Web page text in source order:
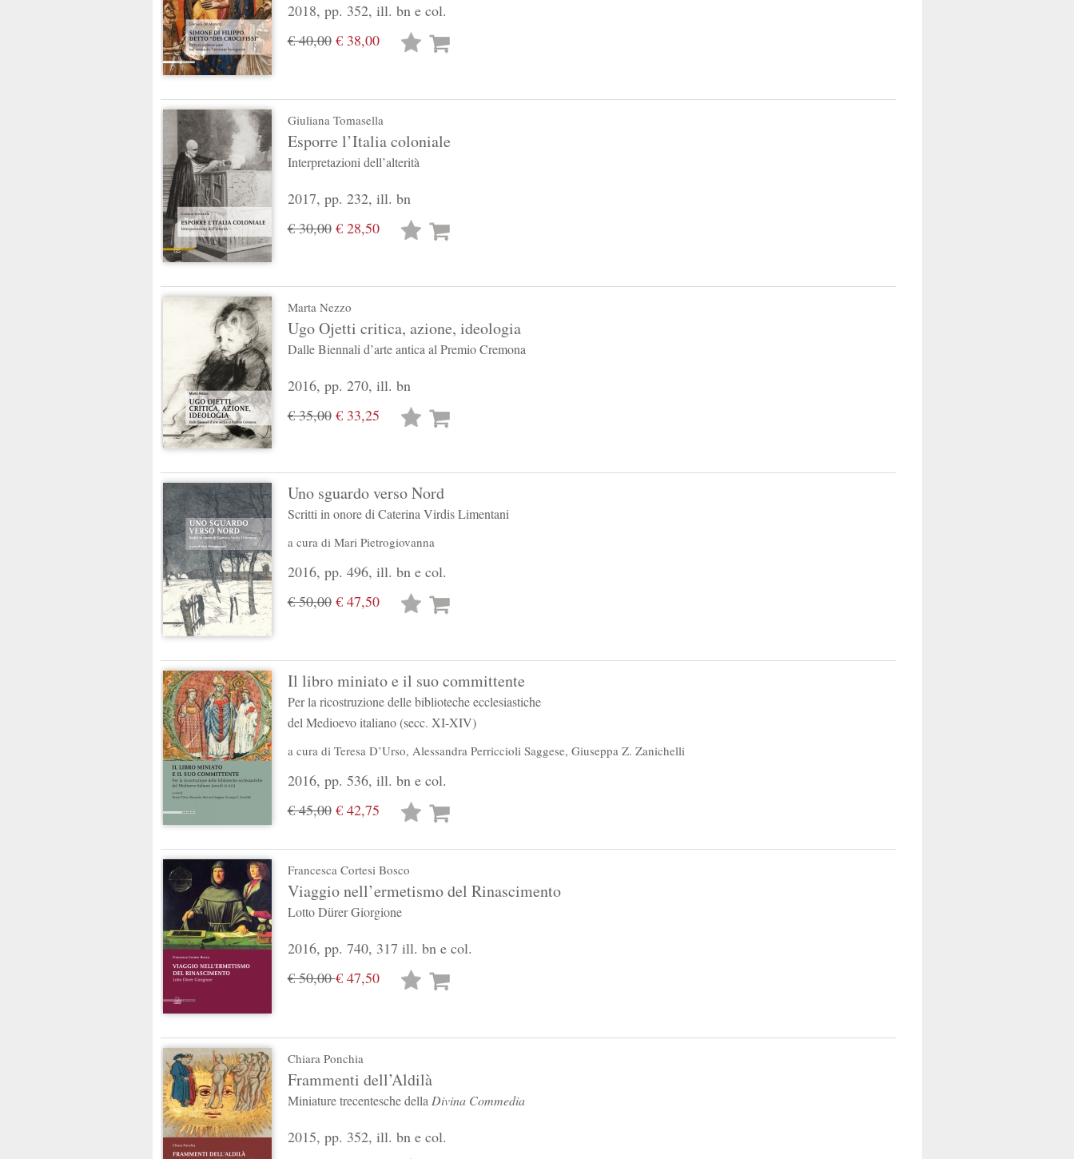
2018, pp. 352, ill. bn e col.
€ 40,00€ 38,00
Lista
Giuliana Tomasella
Esporre l’Italia coloniale
Interpretazioni dell’alterità
2017, pp. 232, ill. bn
€ 30,00€ 28,50
Lista
Marta Nezzo
Ugo Ojetti critica, azione, ideologia
Dalle Biennali d’arte antica al Premio Cremona
2016, pp. 270, ill. bn
€ 35,00€ 33,25
Lista
Uno sguardo verso Nord
Scritti in onore di Caterina Virdis Limentani
a cura di Mari Pietrogiovanna
2016, pp. 496, ill. bn e col.
€ 50,00€ 47,50
Lista
Il libro miniato e il suo committente
Per la ricostruzione delle biblioteche ecclesiastiche
del Medioevo italiano (secc. XI-XIV)
a cura di Teresa D’Urso, Alessandra Perriccioli Saggese, Giuseppa Z. Zanichelli
2016, pp. 536, ill. bn e col.
€ 45,00€ 42,75
Lista
Francesca Cortesi Bosco
Viaggio nell’ermetismo del Rinascimento
Lotto Dürer Giorgione
2016, pp. 740, 317 ill. bn e col.
€ 50,00€ 47,50
Lista
Chiara Ponchia
Frammenti dell’Aldilà
Miniature trecentesche della Divina Commedia
2015, pp. 352, ill. bn e col.